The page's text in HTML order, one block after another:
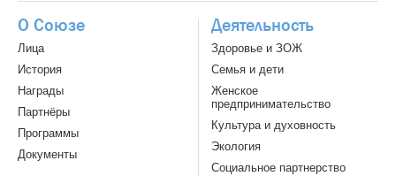
О Союзе
Лица
История
Награды
Партнёры
Программы
Документы
Деятельность
Здоровье и ЗОЖ
Семья и дети
Женское
предпринимательство
Культура и духовность
Экология
Социальное партнерство